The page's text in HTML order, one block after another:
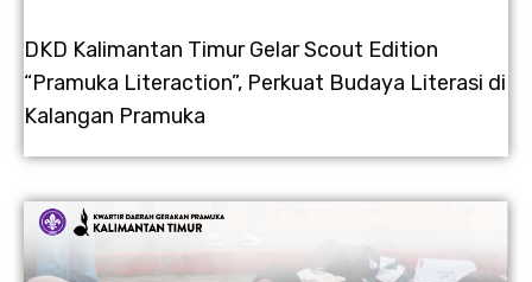
DKD Kalimantan Timur Gelar Scout Edition
“Pramuka Literaction”, Perkuat Budaya Literasi di
Kalangan Pramuka